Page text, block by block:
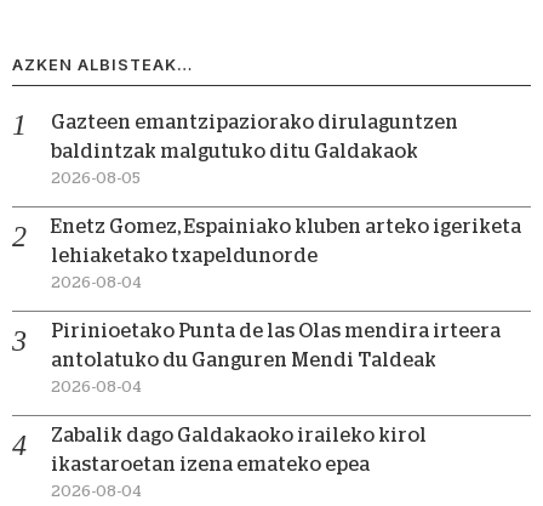
AZKEN ALBISTEAK…
Gazteen emantzipaziorako dirulaguntzen
baldintzak malgutuko ditu Galdakaok
2026-08-05
Enetz Gomez, Espainiako kluben arteko igeriketa
lehiaketako txapeldunorde
2026-08-04
Pirinioetako Punta de las Olas mendira irteera
antolatuko du Ganguren Mendi Taldeak
2026-08-04
Zabalik dago Galdakaoko iraileko kirol
ikastaroetan izena emateko epea
2026-08-04